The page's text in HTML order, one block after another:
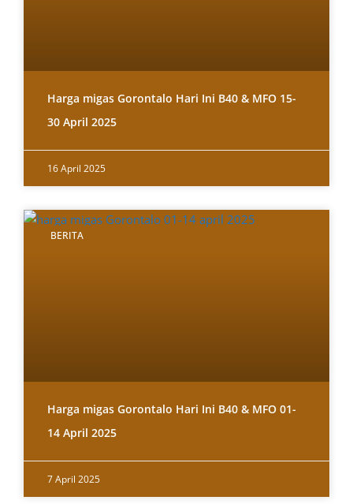
Harga migas Gorontalo Hari Ini B40 & MFO 15-
30 April 2025
16 April 2025
BERITA
Harga migas Gorontalo Hari Ini B40 & MFO 01-
14 April 2025
7 April 2025